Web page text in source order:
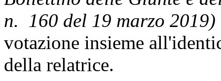
n. 160 del 19 marzo 2019)
votazione insieme
della relatrice.